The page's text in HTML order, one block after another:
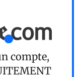
compte,